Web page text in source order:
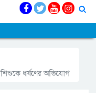
ধর্ষণের অভিযোগ